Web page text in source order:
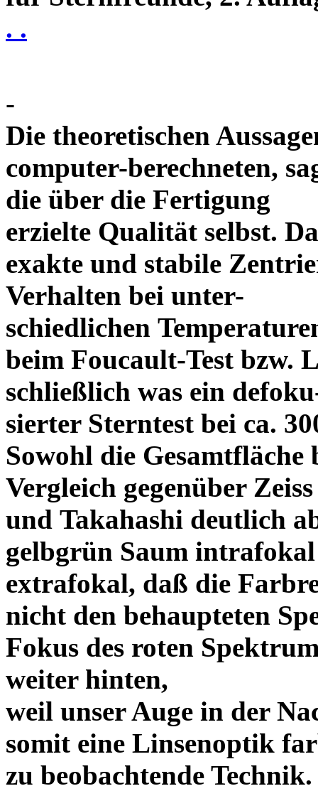
. .
-
Die theoretischen
computer-berechneten,
die über die Fertigung
erzielte Qualität selbst.
exakte und stabile
Verhalten bei unter-
schiedlichen
beim Foucault-Test bzw.
schließlich was ein
sierter Sterntest bei ca.
Sowohl die
Vergleich gegenüber Zeiss
und Takahashi deutlich
gelbgrün Saum
extrafokal, daß die
nicht den behaupteten
Fokus des roten
weiter hinten,
weil unser Auge in der
somit eine Linsenoptik
zu beobachtende